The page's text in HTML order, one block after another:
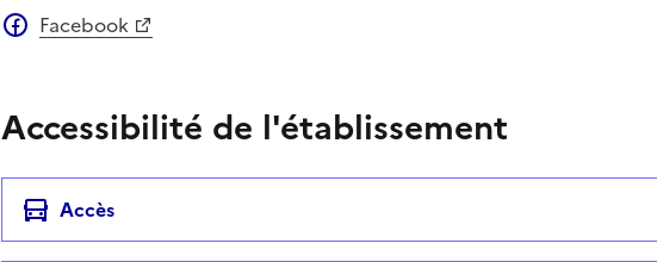
Facebook
Accessibilité de l'établissement
Accès